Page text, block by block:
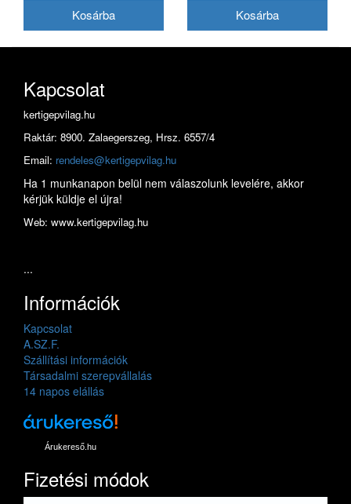
Kapcsolat
kertigepvilag.hu
Raktár: 8900. Zalaegerszeg, Hrsz. 6557/4
Email: rendeles@kertigepvilag.hu
Ha 1 munkanapon belül nem válaszolunk levelére, akkor
kérjük küldje el újra!
Web: www.kertigepvilag.hu
...
Információk
Kapcsolat
A.SZ.F.
Szállítási információk
Társadalmi szerepvállalás
14 napos elállás
Árukereső.hu
Fizetési módok